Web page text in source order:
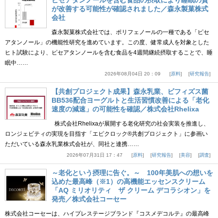
が改善する可能性が確認されました／森永製菓株式
会社
森永製菓株式会社では、ポリフェノールの一種である「ピセ
アタンノール」の機能性研究を進めています。この度、健常成人を対象とした
ヒト試験により、ピセアタンノールを含む食品を4週間継続摂取することで、睡
眠中……
2026年08月04日 20：09 原料 研究報告
【共創プロジェクト成果】森永乳業、ビフィズス菌
BB536配合ヨーグルトと生活習慣改善による「老化
速度の減速」の可能性を確認／株式会社Rhelixa
株式会社Rhelixaが展開する老化研究の社会実装を推進し、
ロンジェビティの実現を目指す「エピクロック®共創プロジェクト」に参画い
ただいている森永乳業株式会社が、同社と連携……
2026年07月31日 17：47 原料 研究報告 美容 調査
～老化という摂理に告ぐ。～ 100年美肌への想いを
込めた最高峰（※1）の高機能エッセンスクリーム
「AQ ミリオリティ ザ クリーム デコラシオン」を
発売／株式会社コーセー
株式会社コーセーは、ハイプレステージブランド『コスメデコルテ』の最高峰